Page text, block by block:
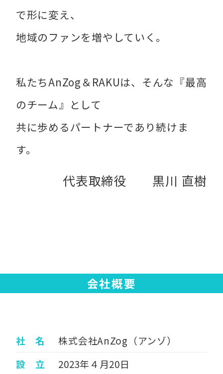
で形に変え、
地域のファンを増やしていく。
私たちAnZog＆RAKUは、そんな『最高
のチーム』として
共に歩めるパートナーであり続けま
す。
代表取締役 黒川 直樹
会社概要
社 名
株式会社AnZog（アンゾ）
設 立
2023年４月20日